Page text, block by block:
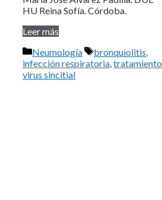
HU Reina Sofía. Córdoba.
Leer más
Categorías
Neumología Etiquetas
bronquiolitis
infección respiratoria tratamiento
virus sincitial